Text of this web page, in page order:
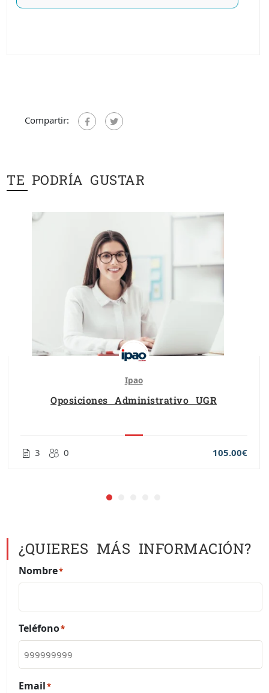
Compartir:
TE PODRÍA GUSTAR
Ipao
Oposiciones Administrativo UGR
3 0 105.00€
¿QUIERES MÁS INFORMACIÓN?
Nombre*
Teléfono*
Email*